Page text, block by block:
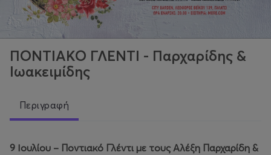
ΠΟΝΤΙΑΚΟ ΓΛΕΝΤΙ - Παρχαρίδης &
Ιωακειμίδης
Περιγραφή
9 Ιουλίου – Ποντιακό Γλέντι με τους Αλέξη Παρχαρίδη &